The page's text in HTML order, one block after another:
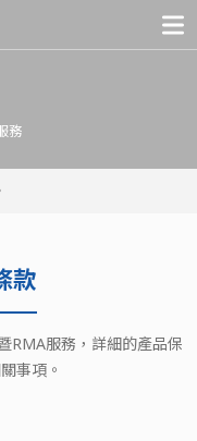
務
款
RMA服務，詳細的產品保
事項。